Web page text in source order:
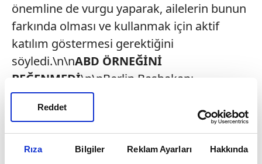
Rıza Bilgiler Reklam Ayarları Hakkında
Reddet
önemline de vurgu yaparak, ailelerin bunun
farkında olması ve kullanmak için aktif
katılım göstermesi gerektiğini
söyledi.\n\nABD ÖRNEĞİNİ
BEĞENMEDİ\n\nBerlin Başbakanı,
“Küreselleşen bir dünyada Berlin bu kadar
renkli ve çok kültürlü olmasaydı, ayakta
kalma ve başarılı olma şansımız olmazdı”
dedi. Tanıtım konuşmasının ardından